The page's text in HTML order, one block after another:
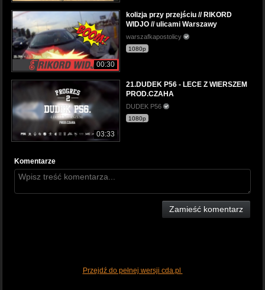
00:30
kolizja przy przejściu // RIKORD
WIDJO // ulicami Warszawy
warszafkapostolicy
1080p
03:33
21.DUDEK P56 - LECE Z WIERSZEM
PROD.CZAHA
DUDEK P56
1080p
Komentarze
Zamieść komentarz
Przejdź do pełnej wersji cda.pl